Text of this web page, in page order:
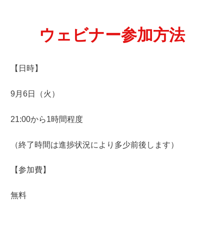
ウェビナー参加方法
【日時】
9月6日（火）
21:00から1時間程度
（終了時間は進捗状況により多少前後します）
【参加費】
無料